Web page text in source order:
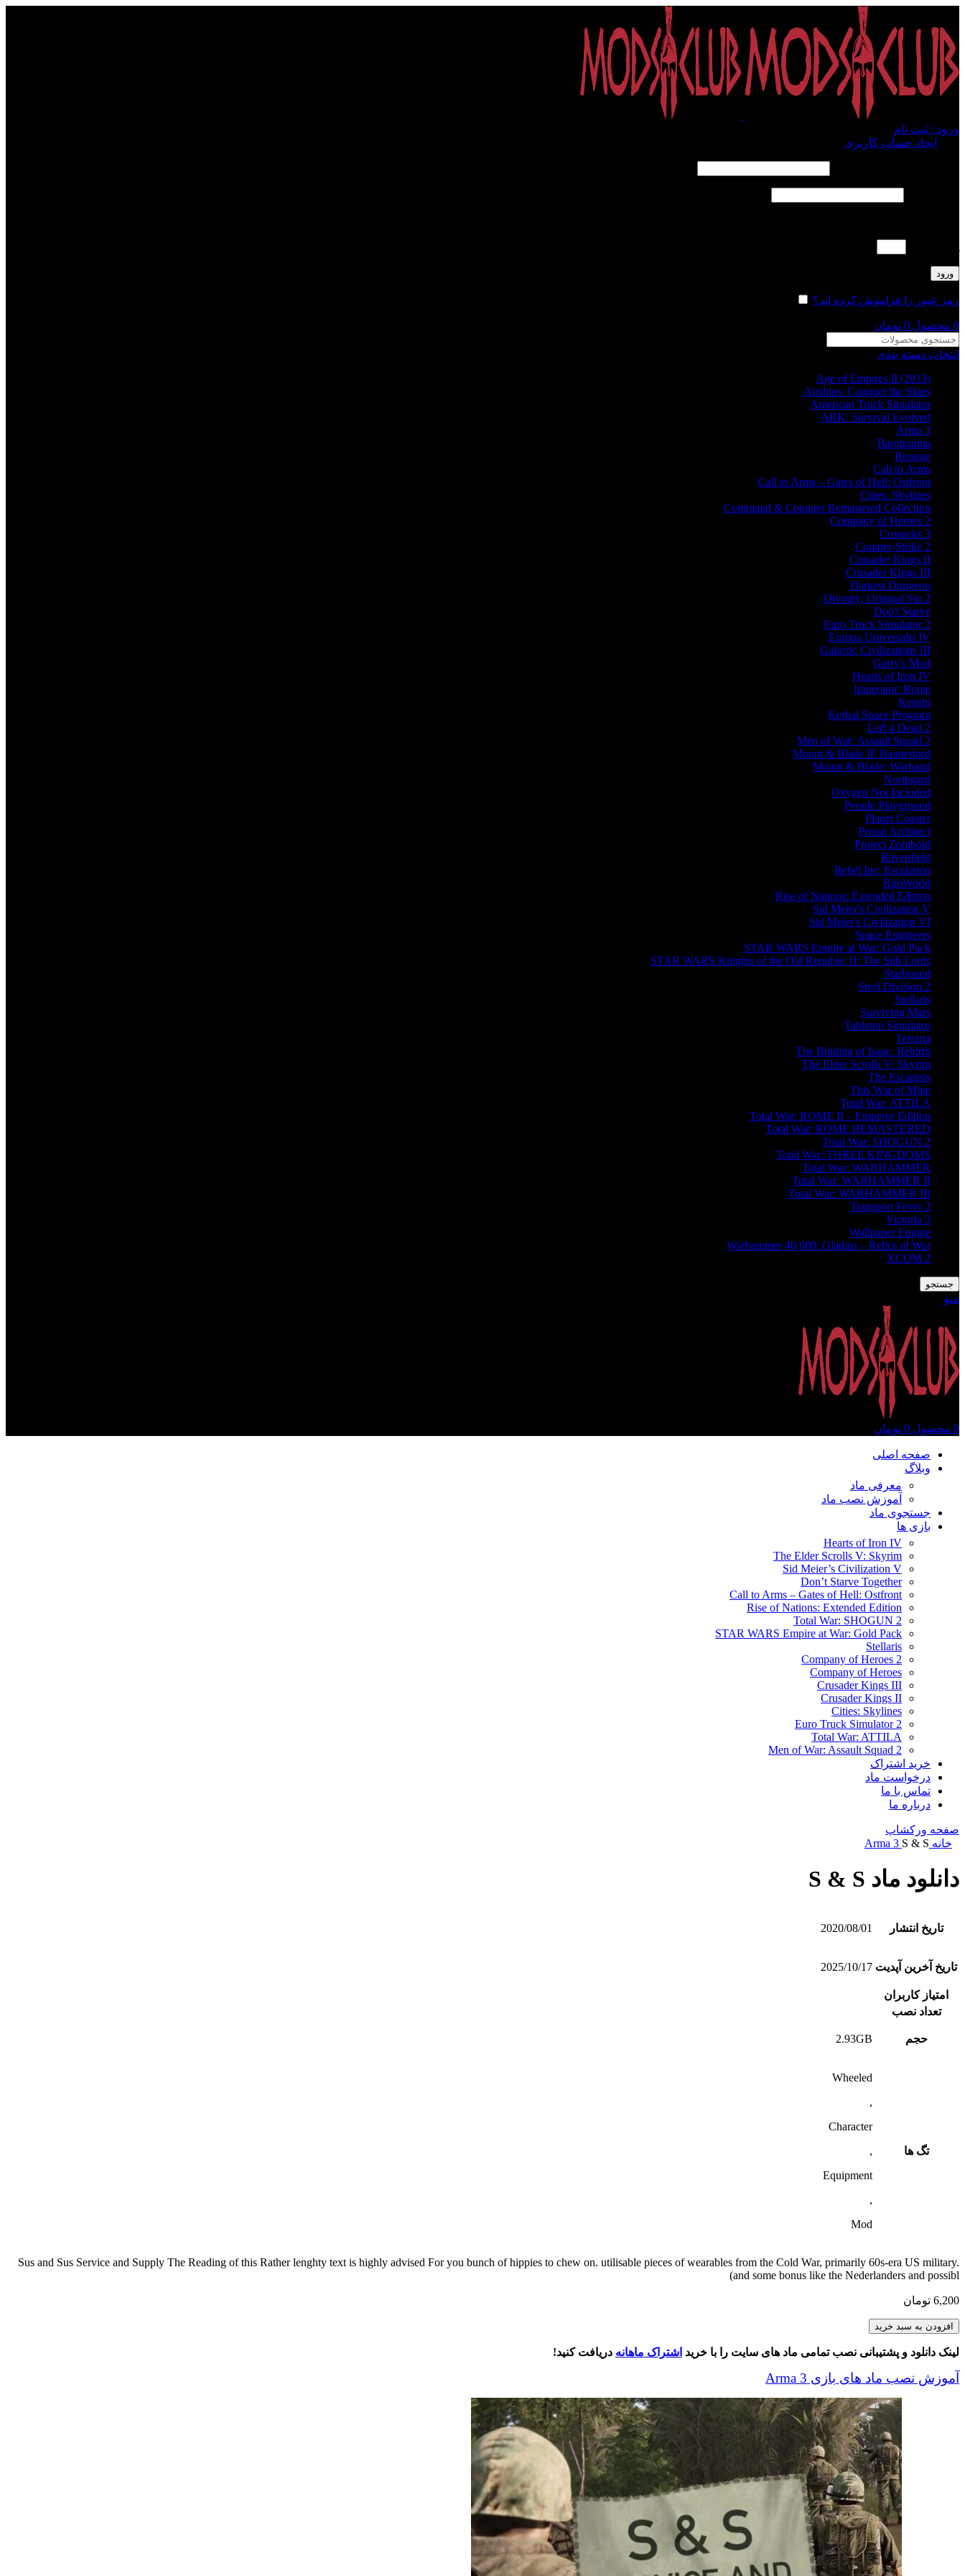
ورود / ثبت نام
ایجاد حساب کاربری
ورود
رمز عبور را فراموش کرده اید؟
0 محصول 0 تومان
انتخاب دسته بندی
Age of Empires II (2013)
Airships: Conquer the Skies
American Truck Simulator
ARK: Survival Evolved
Arma 3
Barotrauma
Besiege
Call to Arms
Call to Arms – Gates of Hell: Ostfront
Cities: Skylines
Command & Conquer Remastered Collection
Company of Heroes 2
Cossacks 3
Counter-Strike 2
Crusader Kings II
Crusader Kings III
Darkest Dungeon
Divinity: Original Sin 2
Don't Starve
Euro Truck Simulator 2
Europa Universalis IV
Galactic Civilizations III
Garry's Mod
Hearts of Iron IV
Imperator: Rome
Kenshi
Kerbal Space Program
Left 4 Dead 2
Men of War: Assault Squad 2
Mount & Blade II: Bannerlord
Mount & Blade: Warband
Northgard
Oxygen Not Included
People Playground
Planet Coaster
Prison Architect
Project Zomboid
Ravenfield
Rebel Inc: Escalation
RimWorld
Rise of Nations: Extended Edition
Sid Meier's Civilization V
Sid Meier's Civilization VI
Space Engineers
STAR WARS Empire at War: Gold Pack
STAR WARS Knights of the Old Republic II: The Sith Lords
Starbound
Steel Division 2
Stellaris
Surviving Mars
Tabletop Simulator
Terraria
The Binding of Isaac: Rebirth
The Elder Scrolls V: Skyrim
The Escapists
This War of Mine
Total War: ATTILA
Total War: ROME II – Emperor Edition
Total War: ROME REMASTERED
Total War: SHOGUN 2
Total War: THREE KINGDOMS
Total War: WARHAMMER
Total War: WARHAMMER II
Total War: WARHAMMER III
Transport Fever 2
Victoria 3
Wallpaper Engine
Warhammer 40,000: Gladius – Relics of War
XCOM 2
جستجو
منو
0 محصول 0 تومان
صفحه اصلی
وبلاگ
معرفی ماد
آموزش نصب ماد
جستجوی ماد
بازی ها
Hearts of Iron IV
The Elder Scrolls V: Skyrim
Sid Meier’s Civilization V
Don’t Starve Together
Call to Arms – Gates of Hell: Ostfront
Rise of Nations: Extended Edition
Total War: SHOGUN 2
STAR WARS Empire at War: Gold Pack
Stellaris
Company of Heroes 2
Company of Heroes
Crusader Kings III
Crusader Kings II
Cities: Skylines
Euro Truck Simulator 2
Total War: ATTILA
Men of War: Assault Squad 2
خرید اشتراک
درخواست ماد
تماس با ما
درباره ما
صفحه ورکشاپ
خانه
Arma 3 S & S
دانلود ماد S & S
تاریخ انتشار 2020/08/01
تاریخ آخرین آپدیت 2025/10/17
امتیاز کاربران
تعداد نصب
حجم 2.93GB
تگ ها
Wheeled
,
Character
,
Equipment
,
Mod
Sus and Sus Service and Supply The Reading of this Rather lenghty text is highly advised For you bunch of hippies to chew on. utilisable pieces of wearables from the Cold War, primarily 60s-era US military.
(and some bonus like the Nederlanders and possibl
6,200 تومان
S
&
S
افزودن به سبد خرید
لینک دانلود و پشتیبانی نصب تمامی ماد های سایت را با خرید اشتراک ماهانه دریافت کنید!
آموزش نصب ماد های بازی Arma 3